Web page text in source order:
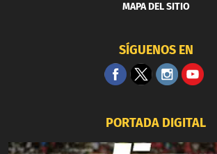
MAPA DEL SITIO
SÍGUENOS EN
PORTADA DIGITAL